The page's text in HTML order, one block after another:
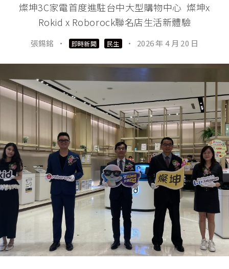
燦坤3C家電首度進駐台中大型購物中心 燦坤x
Rokid x Roborock聯名店生活新體驗
張錫銘 · 即時新聞 民生 · 2026 年 4 月 20 日